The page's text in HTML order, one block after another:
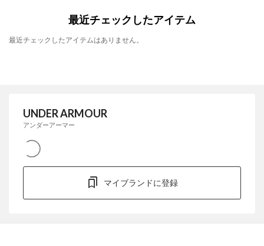
最近チェックしたアイテム
最近チェックしたアイテムはありません。
UNDER ARMOUR
アンダーアーマー
マイブランドに登録